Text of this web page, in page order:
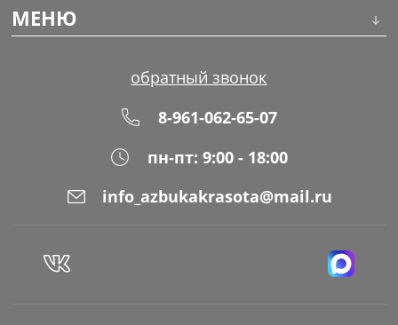
Макияж
МЕНЮ
Оплата
обратный звонок
8-961-062-65-07
пн-пт: 9:00 - 18:00
info_azbukakrasota@mail.ru